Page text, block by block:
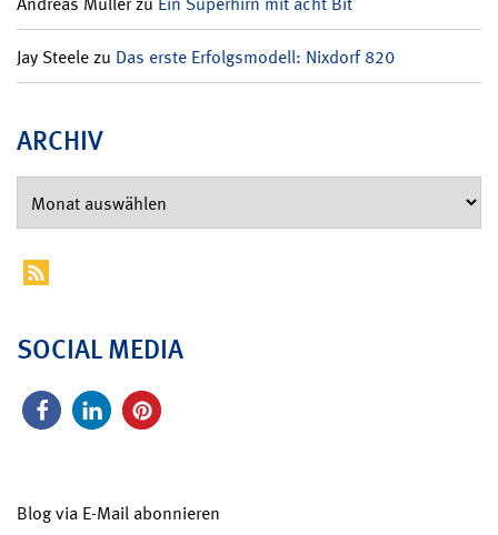
Jay Steelezu Das erste Erfolgsmodell: Nixdorf 820
ARCHIV
SOCIAL MEDIA
Blog via E-Mail abonnieren